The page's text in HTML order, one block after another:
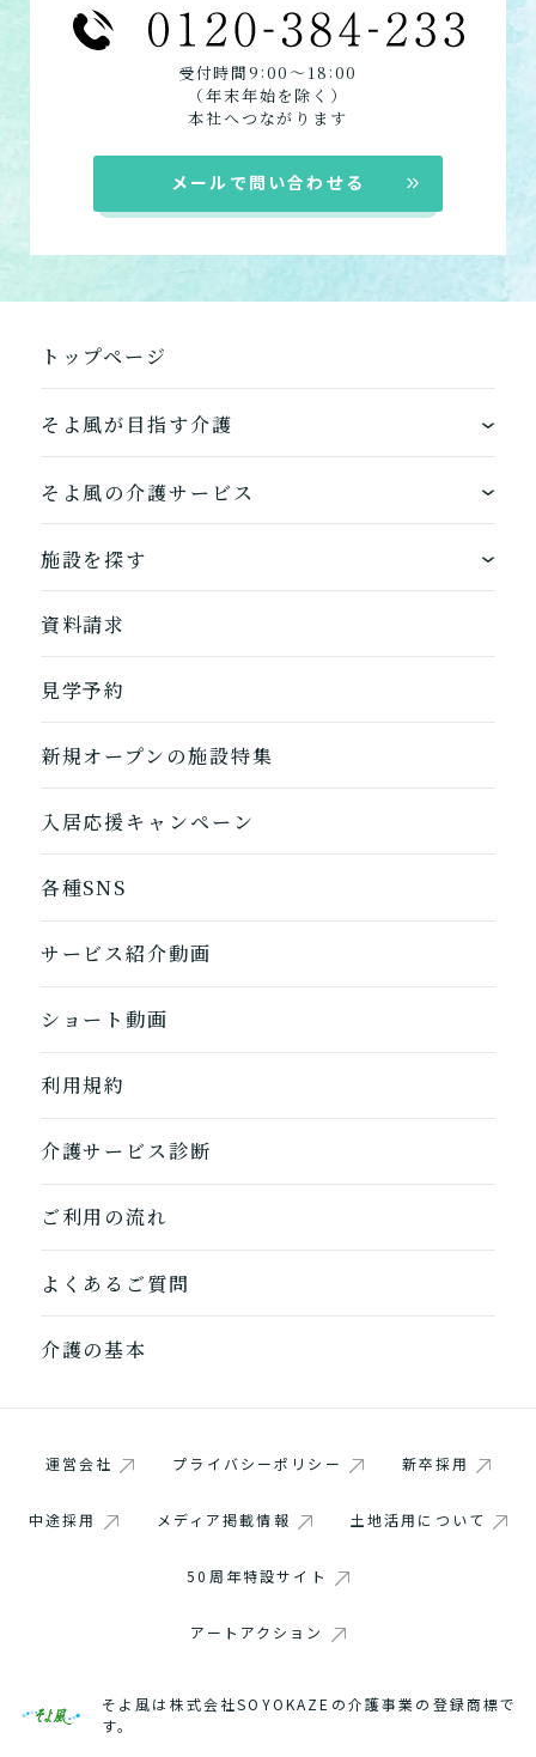
1つ前に戻る
1つ前に戻る
1つ前に戻る
1つ前に戻る
1つ前に戻る
1つ前に戻る
1つ前に戻る
受付時間9 :00〜18 :00
（年末年始を除く）
本社へつながります
メールで問い合わせる
トップページ
そよ風が目指す介護
ワンストップサービス
できるを増やす介護サービス
お客様に選ばれるできたてのお食事
そよ風の介護サービス
ホームに入居する
自宅に来てもらう
施設を探す
地図から探す
自宅から通う/来てもらう
資料請求
見学予約
新規オープンの施設特集
入居応援キャンペーン
各種SNS
サービス紹介動画
ショート動画
利用規約
介護サービス診断
ご利用の流れ
よくあるご質問
介護の基本
運営会社 プライバシーポリシー 新卒採用
中途採用 メディア掲載情報 土地活用について
50周年特設サイト
アートアクション
そよ風は株式会社SOYOKAZEの介護事業の登録商標で
す。